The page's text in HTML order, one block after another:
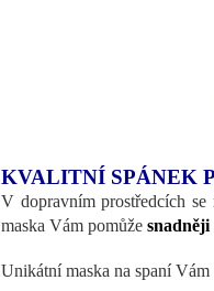
KVALITNÍ SPÁNEK
V dopravním prostředcích se
maska Vám pomůže
Unikátní maska na spaní